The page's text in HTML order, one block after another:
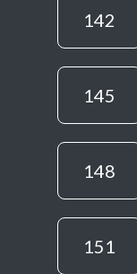
142
145
148
151